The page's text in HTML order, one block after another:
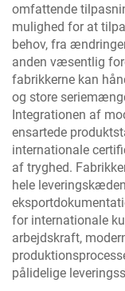
omfattende
mulighed for at
behov, fra
anden væsentlig
fabrikkerne kan
og store
Integrationen af
ensartede
internationale
af tryghed.
hele
for internationale
arbejdskraft,
pålidelige